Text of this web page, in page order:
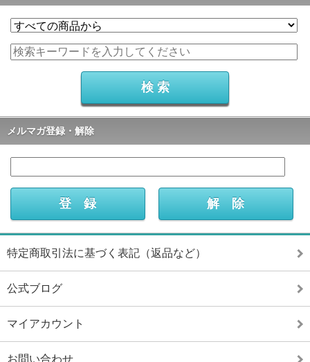
メルマガ登録・解除
特定商取引法に基づく表記（返品など）
公式ブログ
マイアカウント
お問い合わせ